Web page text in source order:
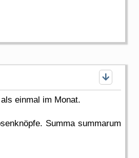
einmal im Monat.
Summa summarum